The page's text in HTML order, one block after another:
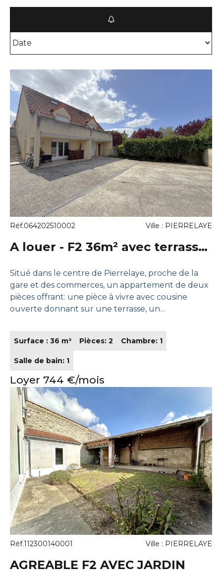
Réf.064202510002 Ville : PIERRELAYE
A louer - F2 36m² avec terrasse
et parking
Situé dans le centre de Pierrelaye, proche de la
gare et des commerces, un appartement de deux
pièces offrant: une pièce à vivre avec cousine
ouverte donnant sur une terrasse, un
de parking.
Surface : 36 m² Pièces: 2 Chambre: 1
Salle de bain: 1
Loyer 744 €/mois
Réf.112300140001 Ville : PIERRELAYE
AGREABLE F2 AVEC JARDIN